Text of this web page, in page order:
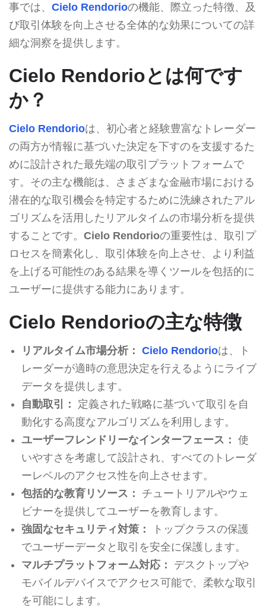
事では、 Cielo Rendorioの機能、際立った特徴、及
び取引体験を向上させる全体的な効果についての詳
細な洞察を提供します。
Cielo Rendorioとは何です
か？
Cielo Rendorioは、初心者と経験豊富なトレーダー
の両方が情報に基づいた決定を下すのを支援するた
めに設計された最先端の取引プラットフォームで
す。その主な機能は、さまざまな金融市場における
潜在的な取引機会を特定するために洗練されたアル
ゴリズムを活用したリアルタイムの市場分析を提供
することです。 Cielo Rendorioの重要性は、取引プ
ロセスを簡素化し、取引体験を向上させ、より利益
を上げる可能性のある結果を導くツールを包括的に
ユーザーに提供する能力にあります。
Cielo Rendorioの主な特徴
リアルタイム市場分析： Cielo Rendorioは、ト
レーダーが適時の意思決定を行えるようにライブ
データを提供します。
自動取引：
定義された戦略に基づいて取引を自
動化する高度なアルゴリズムを利用します。
ユーザーフレンドリーなインターフェース： 使
いやすさを考慮して設計され、すべてのトレーダ
ーレベルのアクセス性を向上させます。
包括的な教育リソース：
チュートリアルやウェ
ビナーを提供してユーザーを教育します。
強固なセキュリティ対策：
トップクラスの保護
でユーザーデータと取引を安全に保護します。
マルチプラットフォーム対応：
デスクトップや
モバイルデバイスでアクセス可能で、柔軟な取引
を可能にします。